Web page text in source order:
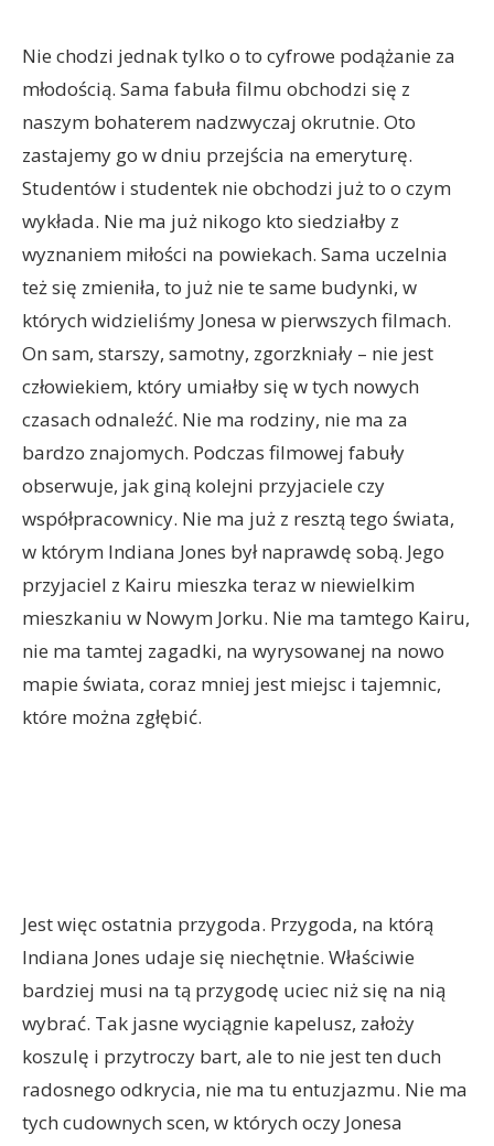
Nie chodzi jednak tylko o to cyfrowe podążanie za
młodością. Sama fabuła filmu obchodzi się z
naszym bohaterem nadzwyczaj okrutnie. Oto
zastajemy go w dniu przejścia na emeryturę.
Studentów i studentek nie obchodzi już to o czym
wykłada. Nie ma już nikogo kto siedziałby z
wyznaniem miłości na powiekach. Sama uczelnia
też się zmieniła, to już nie te same budynki, w
których widzieliśmy Jonesa w pierwszych filmach.
On sam, starszy, samotny, zgorzkniały – nie jest
człowiekiem, który umiałby się w tych nowych
czasach odnaleźć. Nie ma rodziny, nie ma za
bardzo znajomych. Podczas filmowej fabuły
obserwuje, jak giną kolejni przyjaciele czy
współpracownicy. Nie ma już z resztą tego świata,
w którym Indiana Jones był naprawdę sobą. Jego
przyjaciel z Kairu mieszka teraz w niewielkim
mieszkaniu w Nowym Jorku. Nie ma tamtego Kairu,
nie ma tamtej zagadki, na wyrysowanej na nowo
mapie świata, coraz mniej jest miejsc i tajemnic,
które można zgłębić.
Jest więc ostatnia przygoda. Przygoda, na którą
Indiana Jones udaje się niechętnie. Właściwie
bardziej musi na tą przygodę uciec niż się na nią
wybrać. Tak jasne wyciągnie kapelusz, założy
koszulę i przytroczy bart, ale to nie jest ten duch
radosnego odkrycia, nie ma tu entuzjazmu. Nie ma
tych cudownych scen, w których oczy Jonesa